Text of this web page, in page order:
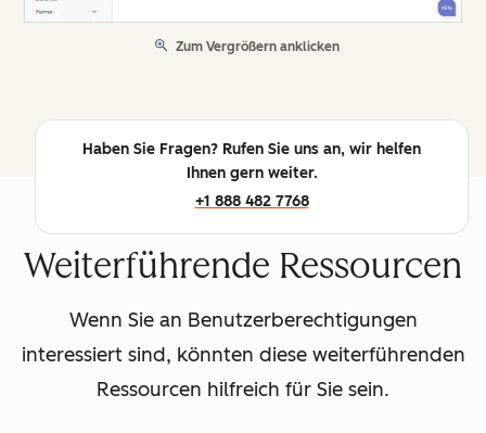
Zum Vergrößern anklicken
Haben Sie Fragen? Rufen Sie uns an, wir helfen
Ihnen gern weiter.
+1 888 482 7768
Weiterführende Ressourcen
Wenn Sie an Benutzerberechtigungen
interessiert sind, könnten diese weiterführenden
Ressourcen hilfreich für Sie sein.